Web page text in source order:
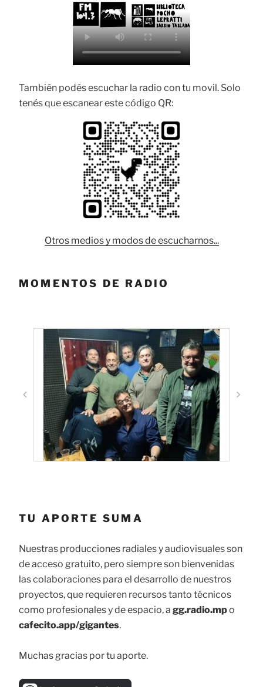
También podés escuchar la radio con tu movil. Solo
tenés que escanear este código QR:
Otros medios y modos de escucharnos...
MOMENTOS DE RADIO
TU APORTE SUMA
Nuestras producciones radiales y audiovisuales son
de acceso gratuito, pero siempre son bienvenidas
las colaboraciones para el desarrollo de nuestros
proyectos, que requieren recursos tanto técnicos
como profesionales y de espacio, a gg.radio.mpo
cafecito.app/gigantes.
Muchas gracias por tu aporte.